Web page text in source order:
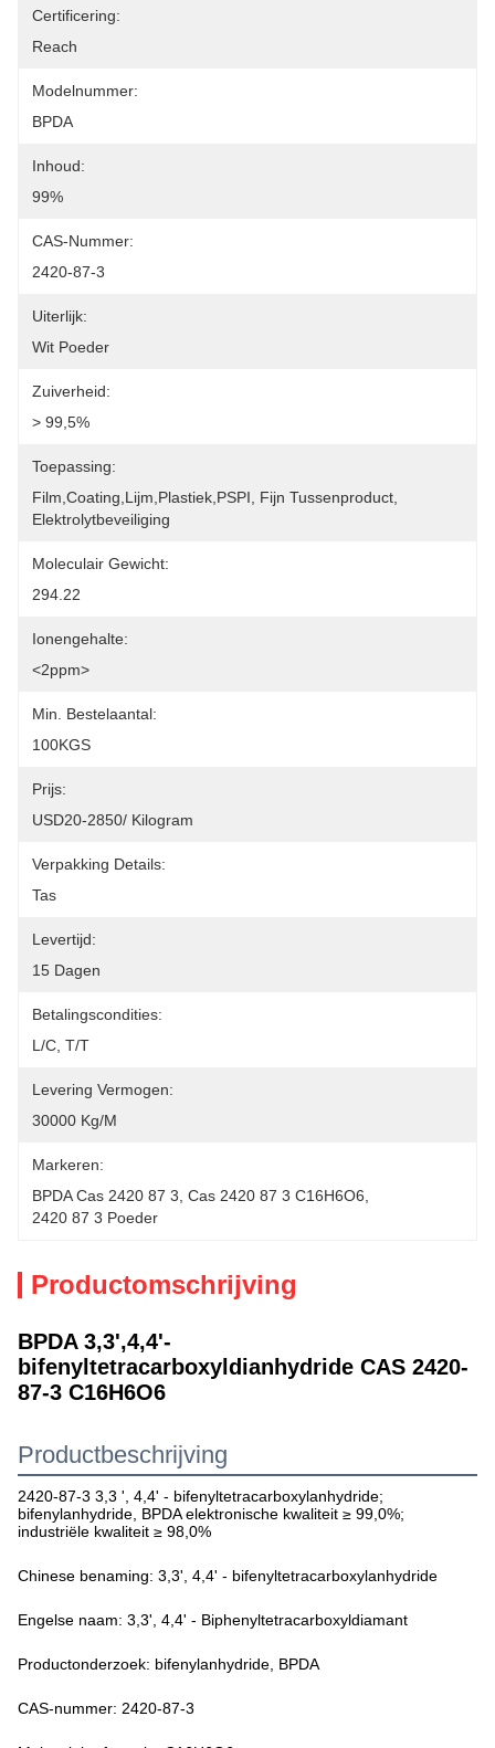
Certificering:
Reach
Modelnummer:
BPDA
Inhoud:
99%
CAS-Nummer:
2420-87-3
Uiterlijk:
Wit Poeder
Zuiverheid:
> 99,5%
Toepassing:
Film,coating,lijm,plastiek,PSPI, Fijn Tussenproduct,
Elektrolytbeveiliging
Moleculair Gewicht:
294.22
Ionengehalte:
<2ppm>
Min. Bestelaantal:
100KGS
Prijs:
USD20-2850/ Kilogram
Verpakking Details:
Tas
Levertijd:
15 Dagen
Betalingscondities:
L/C, T/T
Levering Vermogen:
30000 Kg/m
Markeren:
BPDA Cas 2420 87 3 Cas 2420 87 3 C16H6O6
2420 87 3 Poeder
Productomschrijving
BPDA 3,3',4,4'-
bifenyltetracarboxyldianhydride CAS 2420-
87-3 C16H6O6
Productbeschrijving
2420-87-3 3,3 ', 4,4' - bifenyltetracarboxylanhydride;
bifenylanhydride, BPDA elektronische kwaliteit ≥ 99,0%;
industriële kwaliteit ≥ 98,0%
Chinese benaming: 3,3', 4,4' - bifenyltetracarboxylanhydride
Engelse naam: 3,3', 4,4' - Biphenyltetracarboxyldiamant
Productonderzoek: bifenylanhydride, BPDA
CAS-nummer: 2420-87-3